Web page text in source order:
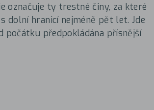
označuje ty trestné činy, za které
hranicí nejméně pět let. Jde
počátku předpokládána přísnější